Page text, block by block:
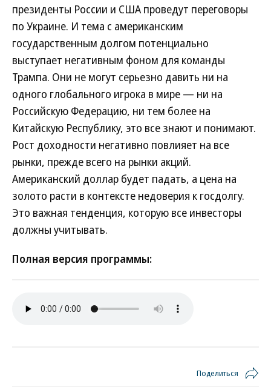
президенты России и США проведут переговоры
по Украине. И тема с американским
государственным долгом потенциально
выступает негативным фоном для команды
Трампа. Они не могут серьезно давить ни на
одного глобального игрока в мире — ни на
Российскую Федерацию, ни тем более на
Китайскую Республику, это все знают и понимают.
Рост доходности негативно повлияет на все
рынки, прежде всего на рынки акций.
Американский доллар будет падать, а цена на
золото расти в контексте недоверия к госдолгу.
Это важная тенденция, которую все инвесторы
должны учитывать.
Полная версия программы:
Поделиться